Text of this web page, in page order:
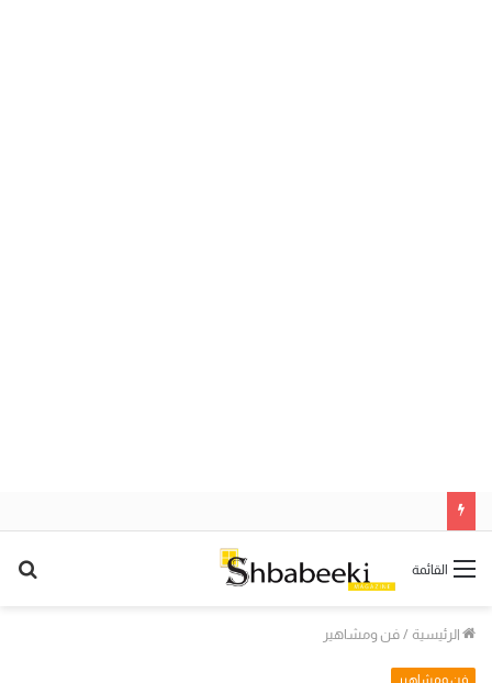
القائمة
الرئيسية / فن ومشاهير
فن ومشاهير